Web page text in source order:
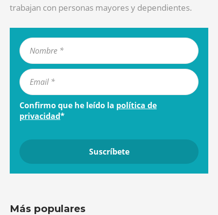
trabajan con personas mayores y dependientes.
Confirmo que he leído la política de
privacidad*
Más populares